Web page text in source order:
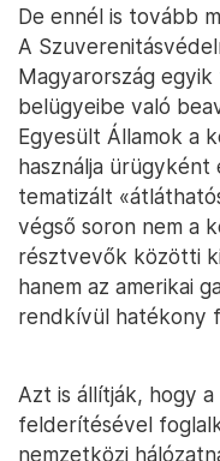
De ennél is tovább
A
Magyarország
belügyeibe való
Egyesült Államok a
használja ürügyként
tematizált
végső soron nem a
résztvevők közötti
hanem az amerikai
rendkívül hatékony
Azt is állítják, hogy
felderítésével
nemzetközi